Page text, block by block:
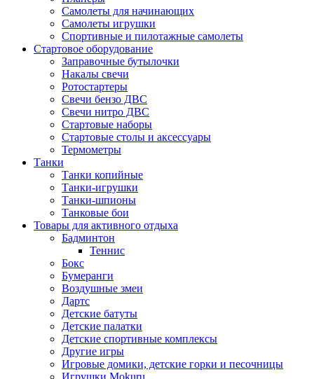
Самолеты для начинающих
Самолеты игрушки
Спортивные и пилотажные самолеты
Стартовое оборудование
Заправочные бутылочки
Накалы свечи
Ротостартеры
Свечи бензо ДВС
Свечи нитро ДВС
Стартовые наборы
Стартовые столы и аксессуары
Термометры
Танки
Танки копийные
Танки-игрушки
Танки-шпионы
Танковые бои
Товары для активного отдыха
Бадминтон
Теннис
Бокс
Бумеранги
Воздушные змеи
Дартс
Детские батуты
Детские палатки
Детские спортивные комплексы
Другие игры
Игровые домики, детские горки и песочницы
Игрушки Mokuru